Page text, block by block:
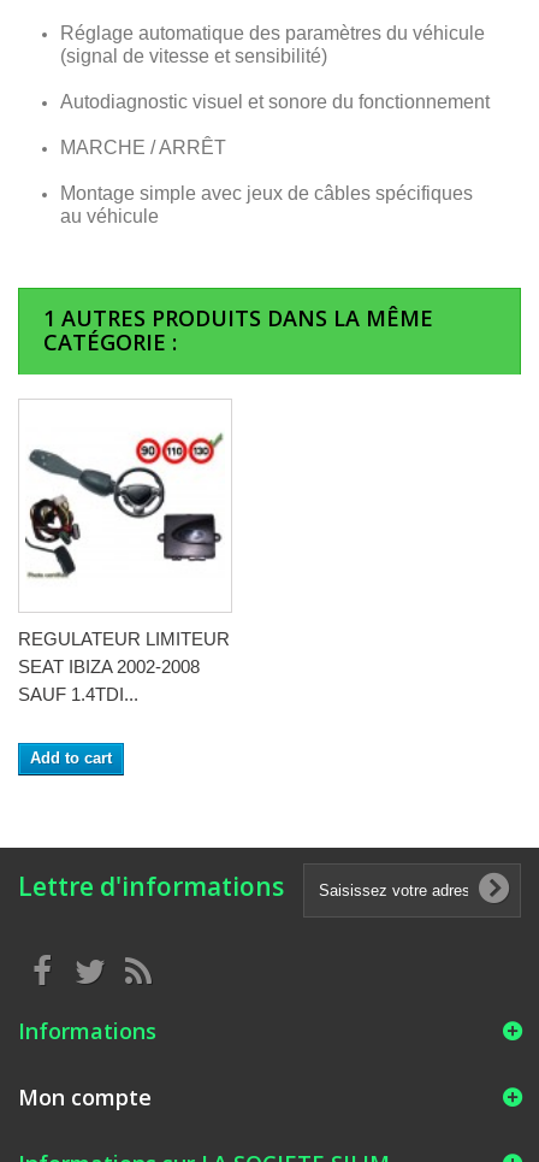
Réglage automatique des paramètres du véhicule
(signal de vitesse et sensibilité)
Autodiagnostic visuel et sonore du fonctionnement
MARCHE / ARRÊT
Montage simple avec jeux de câbles spécifiques
au véhicule
1 AUTRES PRODUITS DANS LA MÊME
CATÉGORIE :
REGULATEUR LIMITEUR
SEAT IBIZA 2002-2008
SAUF 1.4TDI...
Add to cart
Lettre d'informations
Informations
Mon compte